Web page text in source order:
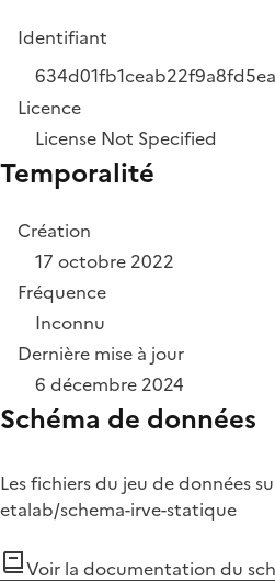
Identifiant
634d01fb1ceab22f9a8fd5ea
Licence
License Not Specified
Temporalité
Création
17 octobre 2022
Fréquence
Inconnu
Dernière mise à jour
6 décembre 2024
Schéma de données
Les fichiers du jeu de données
etalab/schema-irve-statique
Voir la documentation du